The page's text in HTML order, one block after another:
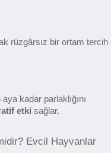
rüzgârsız bir ortam
kadar parlaklığını
etki sağlar.
Evcil Hayvanlar